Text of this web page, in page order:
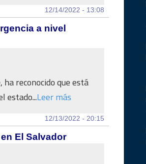
12/14/2022 - 13:08
a nivel
reconocido que está
estado...Leer más
12/13/2022 - 20:15
El Salvador